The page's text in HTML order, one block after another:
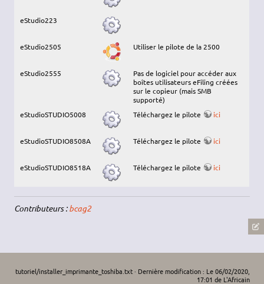
eStudio223
eStudio2505 Utiliser le pilote de la 2500
eStudio2555
Pas de logiciel pour accéder aux
boîtes utilisateurs eFiling créées
sur le copieur (mais SMB
supporté)
eStudioSTUDIO5008
Téléchargez le pilote ici
eStudioSTUDIO8508A Téléchargez le pilote ici
eStudioSTUDIO8518A Téléchargez le pilote ici
Contributeurs :bcag2
tutoriel/installer_imprimante_toshiba.txt· Dernière modification : Le 06/02/2020,
17:01 de L'Africain